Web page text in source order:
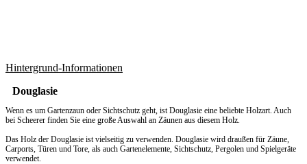
Hintergrund-Informationen
Douglasie
Wenn es um Gartenzaun oder Sichtschutz geht, ist Douglasie eine beliebte Holzart. Auch
bei Scheerer finden Sie eine große Auswahl an Zäunen aus diesem Holz.
Das Holz der Douglasie ist vielseitig zu verwenden. Douglasie wird draußen für Zäune,
Carports, Türen und Tore, als auch Gartenelemente, Sichtschutz, Pergolen und Spielgeräte
verwendet.